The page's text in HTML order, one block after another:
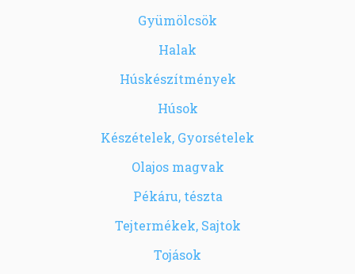
Gyümölcsök
Halak
Húskészítmények
Húsok
Készételek, Gyorsételek
Olajos magvak
Pékáru, tészta
Tejtermékek, Sajtok
Tojások